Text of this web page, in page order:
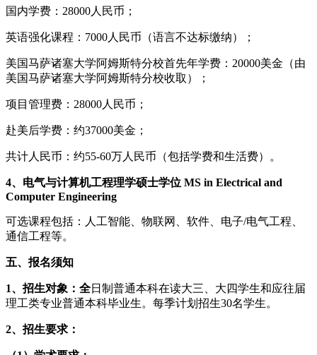
国内学费：28000人民币；
英语强化课程：7000人民币（语言不达标缴纳）；
美国马萨诸塞大学阿姆斯特分校首先年学费：20000美金（由
美国马萨诸塞大学阿姆斯特分校收取）；
项目管理费：28000人民币；
赴美后学费：约37000美金；
共计人民币：约55-60万人民币（包括学费和生活费）。
4、电气与计算机工程理学硕士学位 MS in Electrical and
Computer Engineering
可选课程包括：人工智能、物联网、软件、电子/电气工程、
通信工程等。
五、报名须知
1、招生对象：全日制普通本科在读大三、大四学生和应往届
理工类专业普通本科毕业生。每季计划招生30名学生。
2、招生要求：